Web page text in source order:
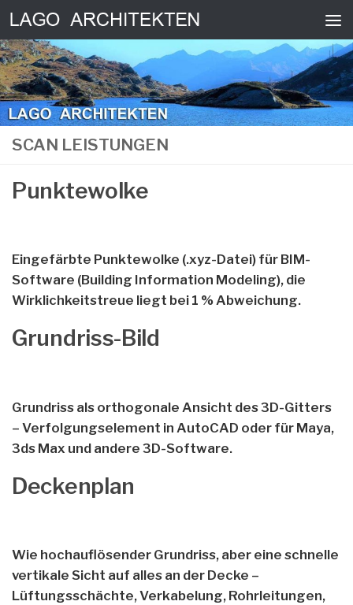
Skip to content
SCAN LEISTUNGEN
Punktewolke
Eingefärbte Punktewolke (.xyz-Datei) für BIM-
Software (Building Information Modeling), die
Wirklichkeitstreue liegt bei 1 % Abweichung.
Grundriss-Bild
Grundriss als orthogonale Ansicht des 3D-Gitters
– Verfolgungselement in AutoCAD oder für Maya,
3ds Max und andere 3D-Software.
Deckenplan
Wie hochauflösender Grundriss, aber eine schnelle
vertikale Sicht auf alles an der Decke –
Lüftungsschächte, Verkabelung, Rohrleitungen,